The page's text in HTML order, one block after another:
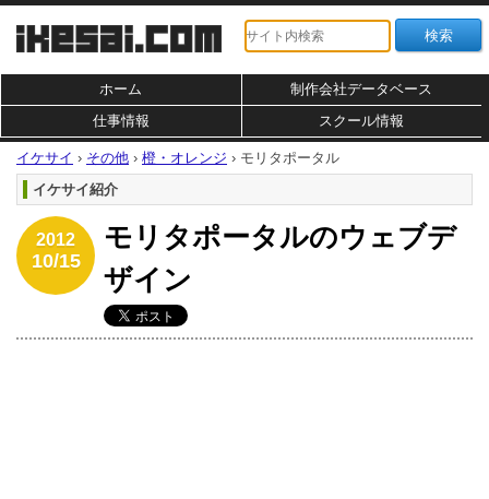
ホーム
制作会社データベース
仕事情報
スクール情報
イケサイ › その他 › 橙・オレンジ › モリタポータル
イケサイ紹介
2012
10/15
モリタポータルのウェブデ
ザイン